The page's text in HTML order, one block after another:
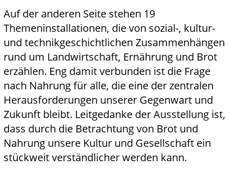
Auf der anderen Seite stehen 19
Themeninstallationen, die von sozial-, kultur-
und technikgeschichtlichen Zusammenhängen
rund um Landwirtschaft, Ernährung und Brot
erzählen. Eng damit verbunden ist die Frage
nach Nahrung für alle, die eine der zentralen
Herausforderungen unserer Gegenwart und
Zukunft bleibt. Leitgedanke der Ausstellung ist,
dass durch die Betrachtung von Brot und
Nahrung unsere Kultur und Gesellschaft ein
stückweit verständlicher werden kann.